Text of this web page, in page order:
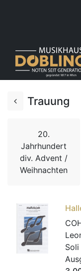
Trauung
20.
Jahrhundert
div. Advent /
Weihnachten